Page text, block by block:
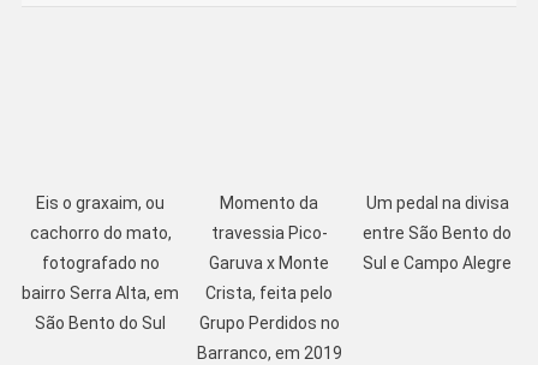
Eis o graxaim, ou
cachorro do mato,
fotografado no
bairro Serra Alta, em
São Bento do Sul
Momento da
travessia Pico-
Garuva x Monte
Crista, feita pelo
Grupo Perdidos no
Barranco, em 2019
Um pedal na divisa
entre São Bento do
Sul e Campo Alegre